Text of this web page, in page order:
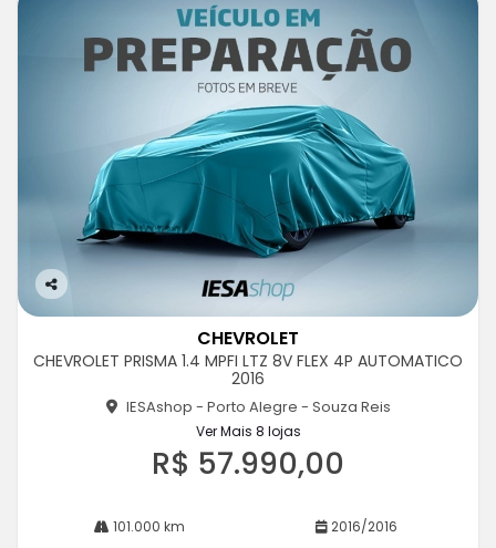
Co
rtil
CHEVROLET
CHEVROLET PRISMA 1.4 MPFI LTZ 8V FLEX 4P AUTOMATICO
2016
IESAshop - Porto Alegre - Souza Reis
Ver Mais 8 lojas
R$ 57.990,00
101.000 km 2016/2016